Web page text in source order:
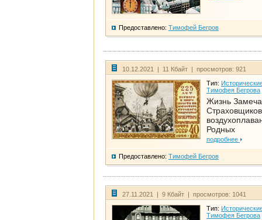
Предоставлено: Тимофей Бегров
10.12.2021 | 11 Кбайт | просмотров: 921
Тип:
Тимофея Бегрова
Жизнь
Родных
подробнее
Предоставлено: Тимофей Бегров
27.11.2021 | 9 Кбайт | просмотров: 1041
Тип:
Тимофея Бегрова